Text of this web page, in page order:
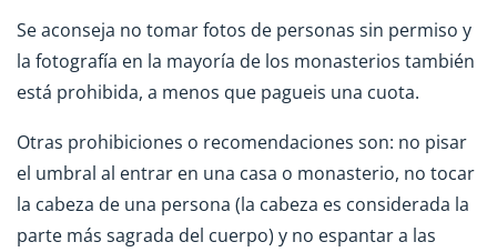
Se aconseja no tomar fotos de personas sin permiso y
la fotografía en la mayoría de los monasterios también
está prohibida, a menos que pagueis una cuota.
Otras prohibiciones o recomendaciones son: no pisar
el umbral al entrar en una casa o monasterio, no tocar
la cabeza de una persona (la cabeza es considerada la
parte más sagrada del cuerpo) y no espantar a las